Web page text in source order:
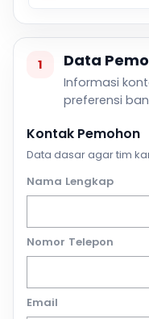
1 Data
Informasi
preferensi
Kontak Pemohon
Data dasar agar tim
Nama Lengkap
Nomor Telepon
Email